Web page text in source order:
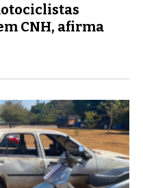
CNH, afirma